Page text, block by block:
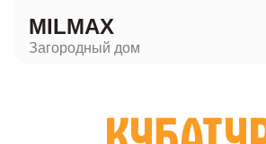
MILMAX
Загородный дом